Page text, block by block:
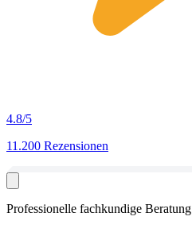
4.8/5
11.200 Rezensionen
Professionelle fachkundige Beratung